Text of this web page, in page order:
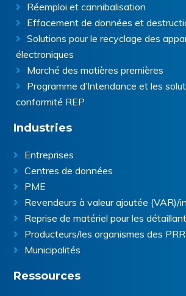
Réemploi et cannibalisation
Effacement de données et
Solutions pour le recyclage des
électroniques
Marché des matières premières
Programme d’Intendance et les
conformité REP
Industries
Entreprises
Centres de données
PME
Revendeurs à valeur ajoutée (VAR)/
Reprise de matériel pour les
Producteurs/les organismes des PRR
Municipalités
Ressources